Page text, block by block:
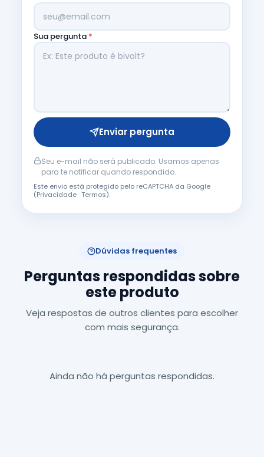
Sua pergunta *
Enviar pergunta
Seu e-mail não será publicado. Usamos apenas
para te notificar quando respondido.
Este envio está protegido pelo reCAPTCHA da Google
(Privacidade·Termos).
Dúvidas frequentes
Perguntas respondidas sobre
este produto
Veja respostas de outros clientes para escolher
com mais segurança.
Ainda não há perguntas respondidas.